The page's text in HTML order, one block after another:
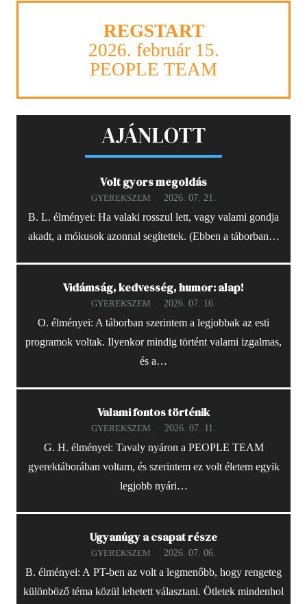
REGSTART
2026. február 15.
PEOPLE TEAM
AJÁNLOTT
Volt gyors megoldás
GYEREKSZEM 2026. 07. 21.
B. L. élményei: Ha valaki rosszul lett, vagy valami gondja
akadt, a mókusok azonnal segítettek. (Ebben a táborban…
Vidámság, kedvesség, humor: alap!
GYEREKSZEM 2026. 07. 16.
O. élményei: A táborban szerintem a legjobbak az esti
programok voltak. Ilyenkor mindig történt valami izgalmas,
és a…
Valami fontos történik
GYEREKSZEM 2026. 07. 11.
G. H. élményei: Tavaly nyáron a PEOPLE TEAM
gyerektáborában voltam, és szerintem ez volt életem egyik
legjobb nyári…
Ugyanúgy a csapat része
GYEREKSZEM 2026. 07. 06.
B. élményei: A PT-ben az volt a legmenőbb, hogy rengeteg
különböző téma közül lehetett választani. Ötletek mindenhol